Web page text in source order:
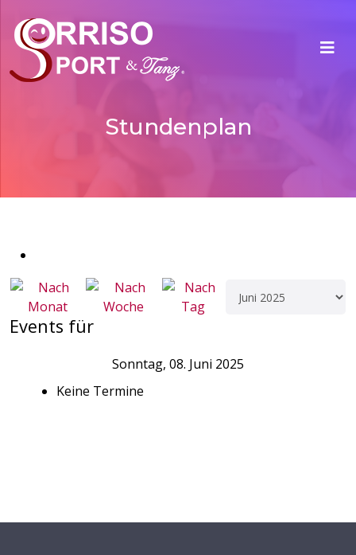
Stundenplan
Events für
Sonntag, 08. Juni 2025
Keine Termine